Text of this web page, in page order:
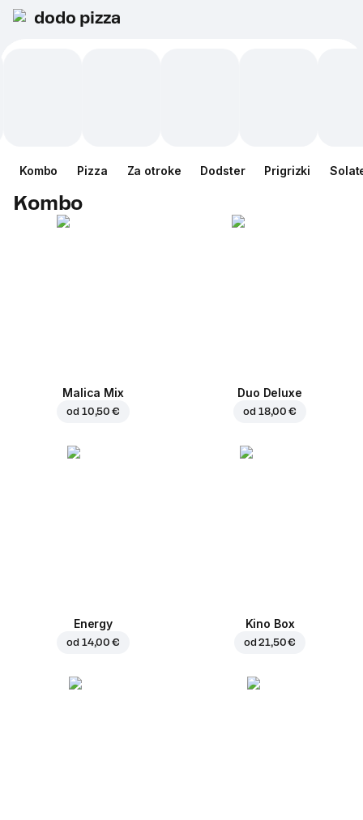
dodo pizza
Kombo Pizza Za otroke Dodster Prigrizki
Kombo
Malica Mix
od 10,50 €
Duo Deluxe
od 18,00 €
Energy
od 14,00 €
Kino Box
od21,50 €